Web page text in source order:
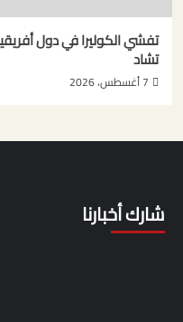
تشاد
7 أغسطس، 2026
شارك أخبارنا